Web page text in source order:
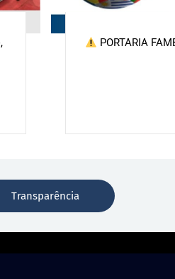
PORTARIA
Transparência